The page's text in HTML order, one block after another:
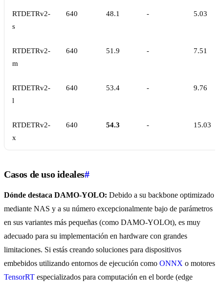
RTDETRv2-
s
640 48.1 - 5.03
RTDETRv2-
m
640 51.9 - 7.51
RTDETRv2-
l
640 53.4 - 9.76
RTDETRv2-
x
640 54.3 - 15.03
Casos de uso ideales#
Dónde destaca DAMO-YOLO: Debido a su backbone optimizado
mediante NAS y a su número excepcionalmente bajo de parámetros
en sus variantes más pequeñas (como DAMO-YOLOt), es muy
adecuado para su implementación en hardware con grandes
limitaciones. Si estás creando soluciones para dispositivos
embebidos utilizando entornos de ejecución como ONNX o motores
TensorRT especializados para computación en el borde (edge